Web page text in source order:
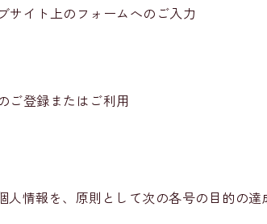
サイト上のフォームへのご入力
ご登録またはご利用
人情報を、原則として次の各号の目的の達